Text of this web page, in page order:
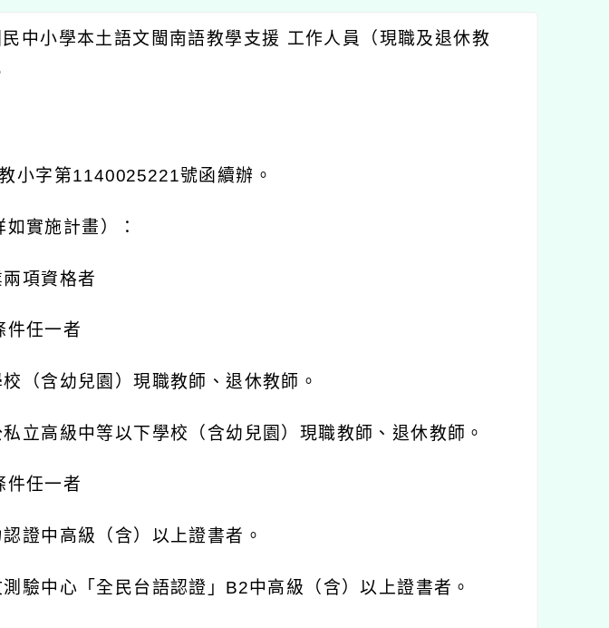
中小學本土語文閩南語教學支援 工作人員（現職及退休教
小字第1140025221號函續辦。
實施計畫）：
項資格者
件任一者
（含幼兒園）現職教師、退休教師。
立高級中等以下學校（含幼兒園）現職教師、退休教師。
件任一者
證中高級（含）以上證書者。
驗中心「全民台語認證」 B2中高級（含）以上證書者。